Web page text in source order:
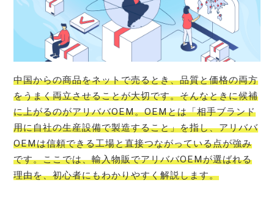
中国からの商品をネットで売るとき、品質と価格の両方
をうまく両立させることが大切です。そんなときに候補
に上がるのがアリババOEM。OEMとは「相手ブランド
用に自社の生産設備で製造すること」を指し、アリババ
OEMは信頼できる工場と直接つながっている点が強み
です。ここでは、輸入物販でアリババOEMが選ばれる
理由を、初心者にもわかりやすく解説します。